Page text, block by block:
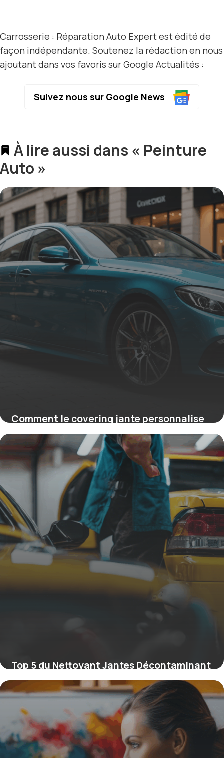
Carrosserie : Réparation Auto Expert est édité de
façon indépendante. Soutenez la rédaction en nous
ajoutant dans vos favoris sur Google Actualités :
Suivez nous sur Google News
À lire aussi dans « Peinture
Auto »
Comment le covering jante personnalise
votre voiture avec style et protection
19 juin 2026
Top 5 du Nettoyant Jantes Décontaminant
Ferreux pour des jantes impeccables
19 juin 2026